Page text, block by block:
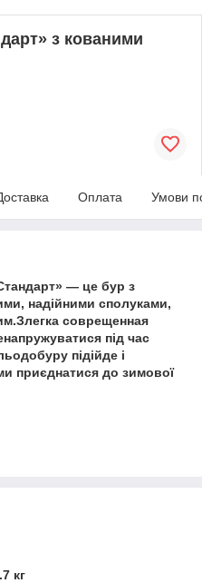
з кованими
Оплата Умови
― це бур з
надійними сполуками,
соврещенная
під час
підійде і
приєднатися до зимової
кг